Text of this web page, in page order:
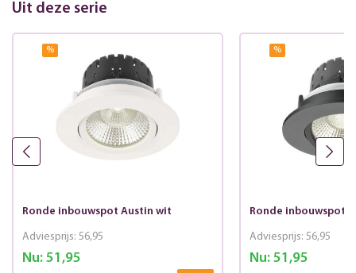
Uit deze serie
%
Ronde inbouwspot Austin wit
Nu:51,95
Adviesprijs: 56,95
%
Ronde inbouwspot
Nu:51,95
Adviesprijs: 56,95